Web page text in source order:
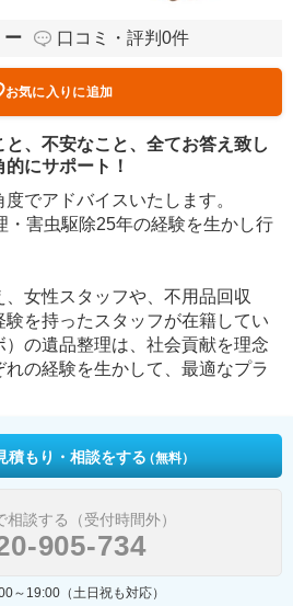
ー 口コミ・評判0件
お気に入りに追加
、不安なこと、全てお答え致し
にサポート！
でアドバイスいたします。
・害虫駆除25年の経験を生かし行
女性スタッフや、不用品回収
を持ったスタッフが在籍してい
）の遺品整理は、社会貢献を理念
の経験を生かして、最適なプラ
積もり・相談をする（無料）
相談する（受付時間外）
905-734
～19:00（土日祝も対応）